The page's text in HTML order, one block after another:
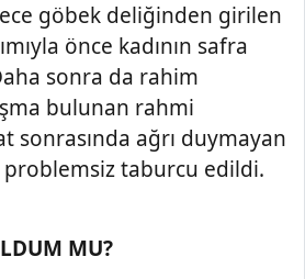
göbek deliğinden girilen
önce kadının safra
sonra da rahim
bulunan rahmi
sonrasında ağrı duymayan
taburcu edildi.
MU?